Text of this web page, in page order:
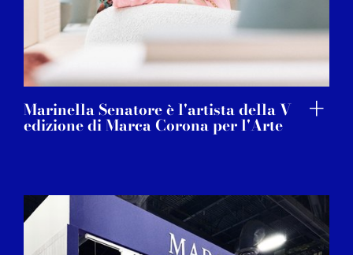
Marinella Senatore è l'artista della V
edizione di Marca Corona per l'Arte